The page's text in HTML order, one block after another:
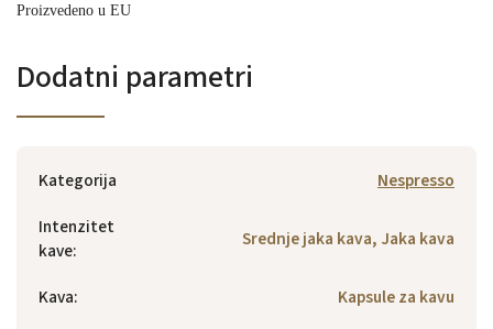
Proizvedeno u EU
Dodatni parametri
Kategorija
Nespresso
Intenzitet
kave: Srednje jaka kava, Jaka kava
Kava:
Kapsule za kavu